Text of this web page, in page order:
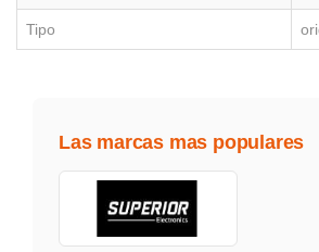
Tipo
Las marcas mas populares